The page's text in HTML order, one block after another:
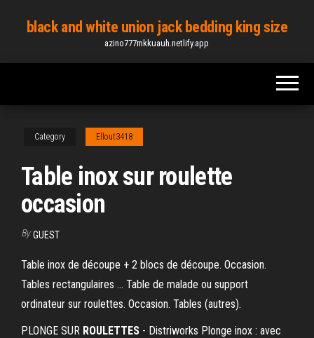
content
black and white union jack bedding king size
azino777mkkuauh.netlify.app
Category Ellout3418
Table inox sur roulette
occasion
By GUEST
Table inox de découpe + 2 blocs de découpe. Occasion.
Tables rectangulaires ... Table de malade ou support
ordinateur sur roulettes. Occasion. Tables (autres).
PLONGE SUR ROULETTES - Distriworks Plonge inox : avec